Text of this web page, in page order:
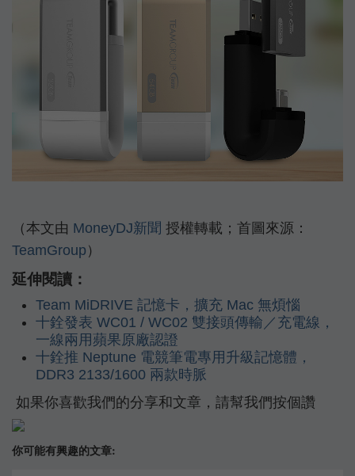
（本文由 MoneyDJ新聞 授權轉載；首圖來源：
TeamGroup ）
延伸閱讀：
Team MiDRIVE 記憶卡，擴充 Mac 無煩惱
十銓發表 WC01 / WC02 雙接頭傳輸／充電線，
一線兩用蘋果原廠認證
十銓推 Neptune 電競筆電專用升級記憶體，
DDR3 2133/1600 兩款時脈
如果你喜歡我們的分享和文章，請幫我們按個讚
你可能有興趣的文章: